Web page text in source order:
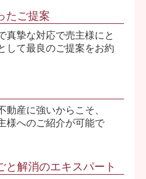
たご提案
真摯な対応で売主様にと
して最良のご提案をお約
動産に強いからこそ、
様へのご紹介が可能で
と解消のエキスパート